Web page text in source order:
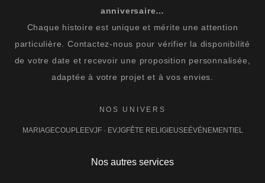
anniversaire…
Chaque histoire est unique et mérite une attention
particulière. Contactez-nous pour vérifier la disponibilité
de votre date et recevoir une proposition personnalisée,
adaptée à votre projet et à vos envies.
NOS UNIVERS
MARIAGECOUPLEEVJF · EVJGFÊTE RELIGIEUSEÉVÉNEMENTIEL
Nos autres services